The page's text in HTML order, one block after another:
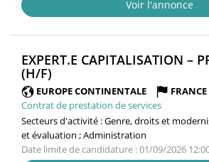
Voir l'annonce
EXPERT.E CAPITALISATION –
(H/F)
FENÊTRE)
EUROPE CONTINENTALE
FRANCE
Contrat de prestation de services
Secteurs d'activité :Genre, droits et
et évaluation ; Administration
Date limite de candidature : 01/09/2026